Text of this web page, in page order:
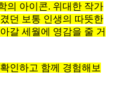
의 아이콘. 위대한 작가
던 보통 인생의 따뜻한
갈 세월에 영감을 줄 거
인하고 함께 경험해보